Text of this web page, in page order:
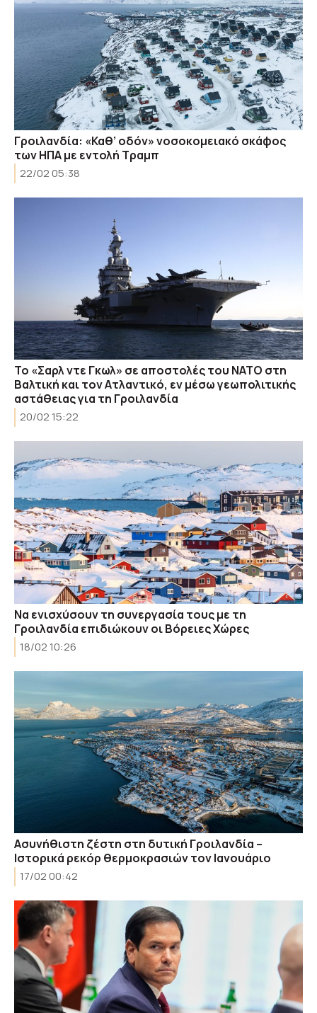
Γροιλανδία: «Καθ’ οδόν» νοσοκομειακό σκάφος
των ΗΠΑ με εντολή Τραμπ
22/02 05:38
Το «Σαρλ ντε Γκωλ» σε αποστολές του ΝΑΤΟ στη
Βαλτική και τον Ατλαντικό, εν μέσω γεωπολιτικής
αστάθειας για τη Γροιλανδία
20/02 15:22
Να ενισχύσουν τη συνεργασία τους με τη
Γροιλανδία επιδιώκουν οι Βόρειες Χώρες
18/02 10:26
Ασυνήθιστη ζέστη στη δυτική Γροιλανδία –
Ιστορικά ρεκόρ θερμοκρασιών τον Ιανουάριο
17/02 00:42